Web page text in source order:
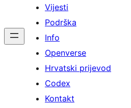
Vijesti
Podrška
Info
Openverse
Hrvatski prijevod
Codex
Kontakt